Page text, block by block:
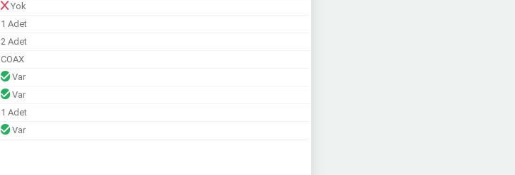
Yok
1 Adet
2 Adet
COAX
Var
Var
1 Adet
Var